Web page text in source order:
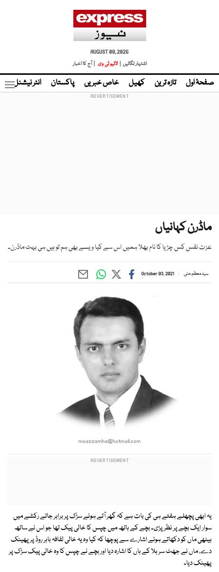
AUGUST 09, 2026
اشتہار لگائیں |
لائیو ٹی وی | آج کا اخبار
صفحۂ اول تازہ ترین کھیل خاص خبریں پاکستان انٹر نیشنل
ماڈرن کہانیاں
عزت نفس کس چڑیا کا نام بھلا ہمیں اس سے کیا ویسے بھی ہم تو ہیں ہی بہت ماڈرن۔
سید معظم حئی October 03, 2021
moazzamhai@hotmail.com
یہ ابھی پچھلے ہفتے ہی کی بات ہے کہ گھر آتے ہوئے سڑک پر برابر جاتے رکشے میں
سوار ایک بچے پر نظر پڑی۔ بچے کے ہاتھ میں چپس کا خالی پیک تھا جو اس نے ساتھ
بیٹھی ماں کو دکھاتے ہوئے اشارے سے پوچھا کہ کیا وہ یہ خالی لفافہ باہر روڈ پر پھینک
دے، ماں نے جھٹ سر ہلا کے ہاں کا اشارہ دیا اور بچے نے چپس کا وہ خالی پیک سڑک پر
پھینک دیا۔